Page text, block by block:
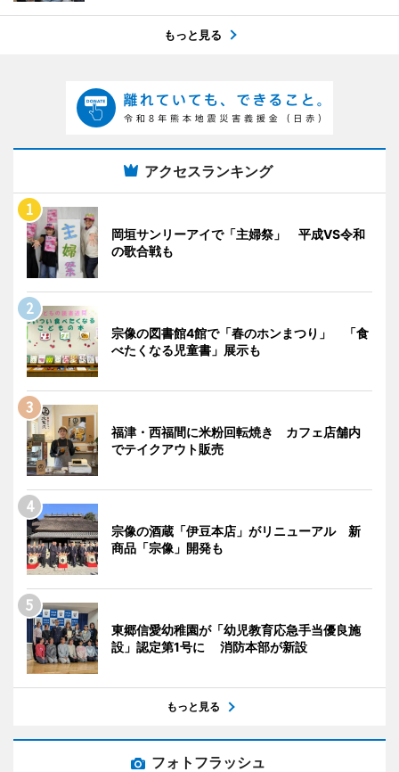
もっと見る
アクセスランキング
岡垣サンリーアイで「主婦祭」 平成VS令和
の歌合戦も
宗像の図書館4館で「春のホンまつり」 「食
べたくなる児童書」展示も
福津・西福間に米粉回転焼き カフェ店舗内
でテイクアウト販売
宗像の酒蔵「伊豆本店」がリニューアル 新
商品「宗像」開発も
東郷信愛幼稚園が「幼児教育応急手当優良施
設」認定第1号に 消防本部が新設
もっと見る
フォトフラッシュ